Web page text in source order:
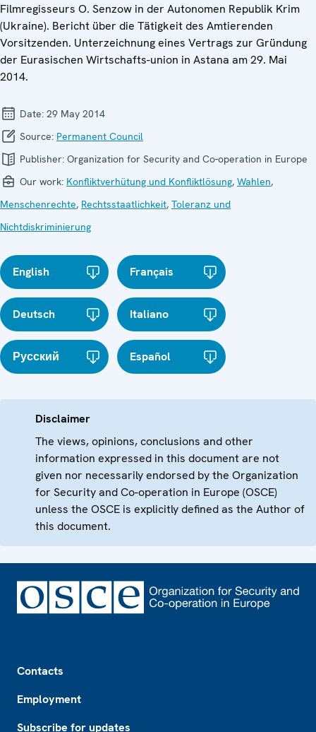
Filmregisseurs O. Senzow in der Autonomen Republik Krim
(Ukraine). Bericht über die Tätigkeit des Amtierenden
Vorsitzenden. Unterzeichnung eines Vertrags zur Gründung
der Eurasischen Wirtschafts-union in Astana am 29. Mai
2014.
Date: 29 May 2014
Source: Permanent Council
Publisher: Organization for Security and Co-operation in Europe
Our work: Konfliktverhütung und Konfliktlösung, Wahlen,
Menschenrechte, Rechtsstaatlichkeit, Toleranz und
Nichtdiskriminierung
English Français
Deutsch Italiano
Русский Español
Disclaimer
The views, opinions, conclusions and other
information expressed in this document are not
given nor necessarily endorsed by the Organization
for Security and Co-operation in Europe (OSCE)
unless the OSCE is explicitly defined as the Author of
this document.
Contacts
Employment
Subscribe for updates